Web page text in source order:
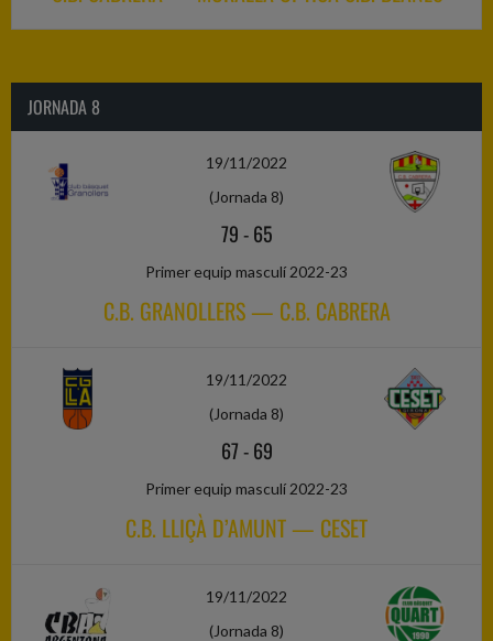
JORNADA 8
19/11/2022
(Jornada 8)
79-65
Primer equip masculí 2022-23
C.B. GRANOLLERS — C.B. CABRERA
19/11/2022
(Jornada 8)
67-69
Primer equip masculí 2022-23
C.B. LLIÇÀ D’AMUNT — CESET
19/11/2022
(Jornada 8)